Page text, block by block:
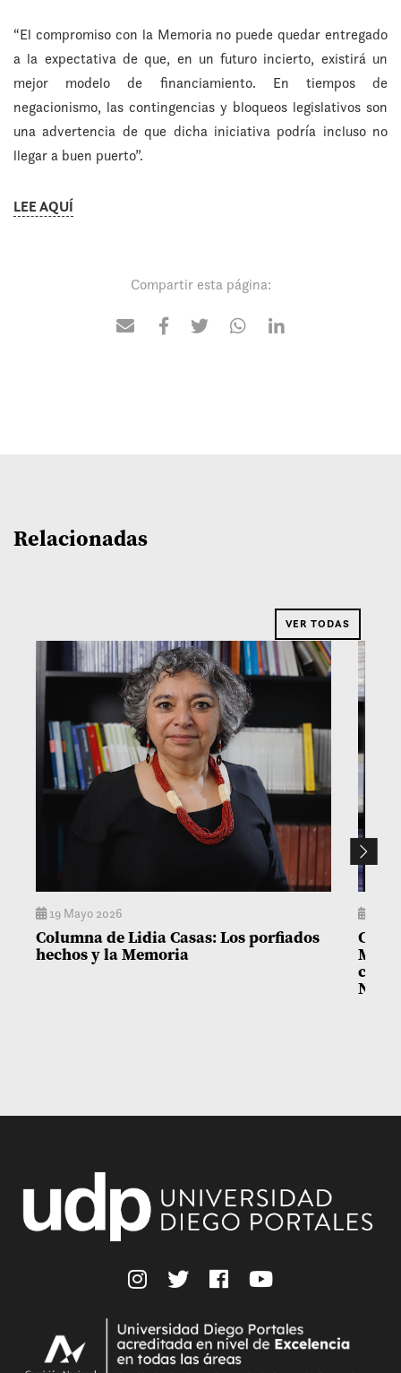
“El compromiso con la Memoria no puede quedar entregado
a la expectativa de que, en un futuro incierto, existirá un
mejor modelo de financiamiento. En tiempos de
negacionismo, las contingencias y bloqueos legislativos son
una advertencia de que dicha iniciativa podría incluso no
llegar a buen puerto”.
LEE AQUÍ
Compartir esta página:
Relacionadas
VER TODAS
19 Mayo 2026
Columna de Lidia Casas: Los porfiados
hechos y la Memoria
con
Niñez